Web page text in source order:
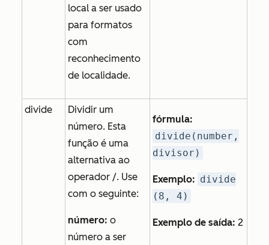
local a ser usado
para formatos
com
reconhecimento
de localidade.
divide
Dividir um
número. Esta
função é uma
alternativa ao
operador /. Use
com o seguinte:
número: o
número a ser
fórmula:
divide(number,
divisor)
Exemplo: divide
(8, 4)
Exemplo de saída: 2